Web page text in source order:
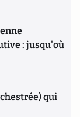
: jusqu'où
qui